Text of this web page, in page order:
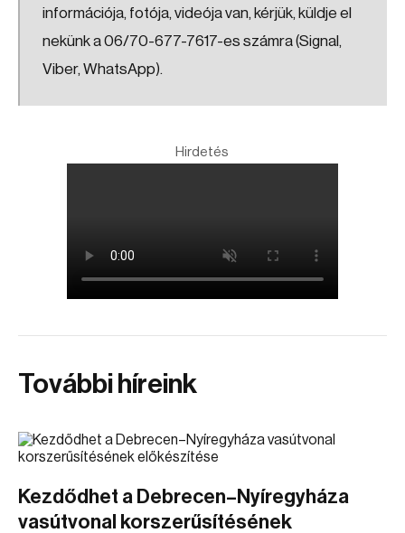
információja, fotója, videója van, kérjük, küldje el
nekünk a 06/70-677-7617-es számra (Signal,
Viber, WhatsApp).
Hirdetés
További híreink
Kezdődhet a Debrecen–Nyíregyháza
vasútvonal korszerűsítésének